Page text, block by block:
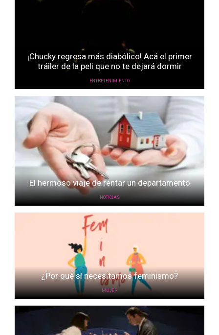
¡Chucky regresa más diabólico! Acá el primer
tráiler de la peli que no te dejará dormir
ENTRETENIMIENTO
El hermoso viaje de rentar un departamento
NOTICIAS
¿Por qué sí necesitamos feminismo?
MUJER